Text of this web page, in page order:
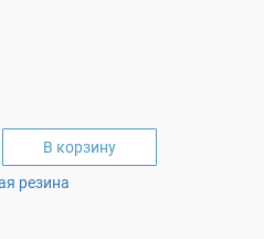
В корзину
резина